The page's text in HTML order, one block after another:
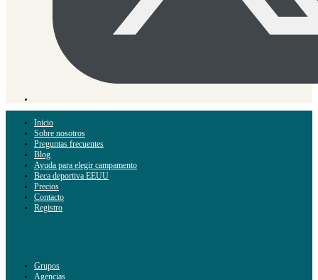
Inicio
Sobre nosotros
Preguntas frecuentes
Blog
Ayuda para elegir campamento
Beca deportiva EEUU
Precios
Contacto
Registro
Grupos
Agencias